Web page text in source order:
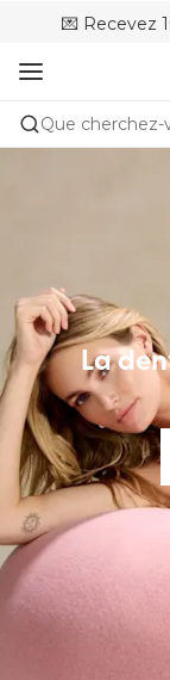
💌 Recevez
🚚
Que cherchez-
La